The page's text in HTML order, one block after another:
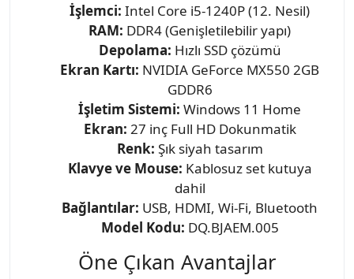
İşlemci: Intel Core i5-1240P (12. Nesil)
RAM: DDR4 (Genişletilebilir yapı)
Depolama: Hızlı SSD çözümü
Ekran Kartı: NVIDIA GeForce MX550 2GB
GDDR6
İşletim Sistemi: Windows 11 Home
Ekran: 27 inç Full HD Dokunmatik
Renk: Şık siyah tasarım
Klavye ve Mouse: Kablosuz set kutuya
dahil
Bağlantılar: USB, HDMI, Wi-Fi, Bluetooth
Model Kodu: DQ.BJAEM.005
Öne Çıkan Avantajlar